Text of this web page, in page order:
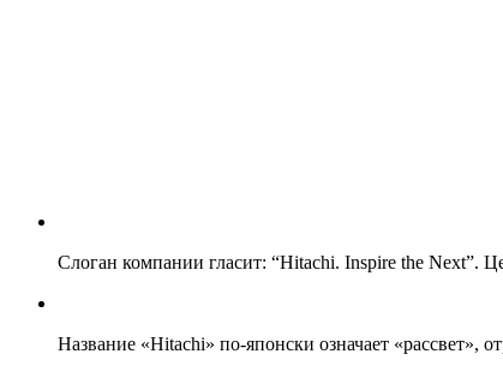
Слоган компании гласит: “Hitachi. Inspire the Next”.
Название «Hitachi» по-японски означает